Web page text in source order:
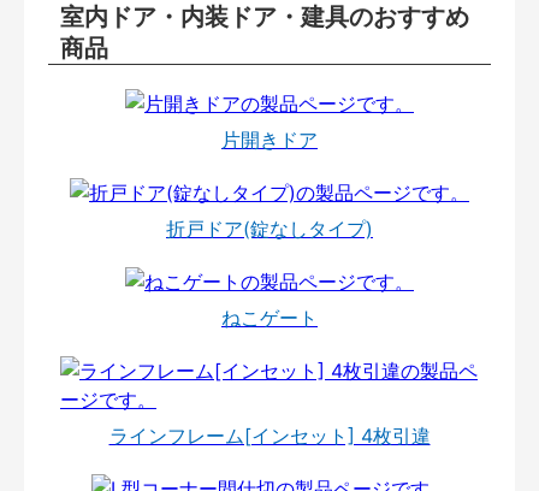
室内ドア・内装ドア・建具のおすすめ
商品
片開きドア
折戸ドア(錠なしタイプ)
ねこゲート
ラインフレーム[インセット] 4枚引違